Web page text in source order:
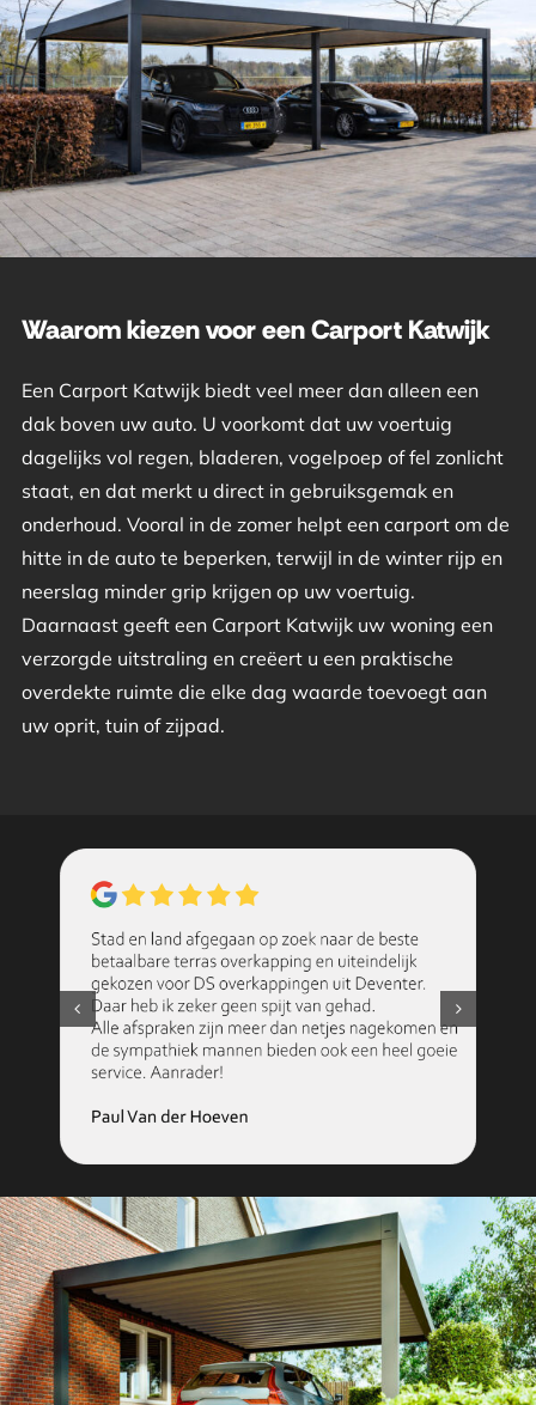
Waarom kiezen voor een Carport Katwijk
Een Carport Katwijk biedt veel meer dan alleen een
dak boven uw auto. U voorkomt dat uw voertuig
dagelijks vol regen, bladeren, vogelpoep of fel zonlicht
staat, en dat merkt u direct in gebruiksgemak en
onderhoud. Vooral in de zomer helpt een carport om de
hitte in de auto te beperken, terwijl in de winter rijp en
neerslag minder grip krijgen op uw voertuig.
Daarnaast geeft een Carport Katwijk uw woning een
verzorgde uitstraling en creëert u een praktische
overdekte ruimte die elke dag waarde toevoegt aan
uw oprit, tuin of zijpad.